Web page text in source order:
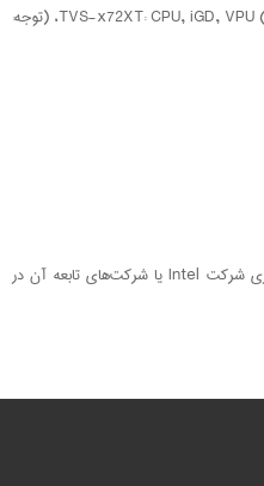
TVS-x72XT: CPU, iGD, VPU (Note: TVS-472XT is not supported)، (توجه:
OpenVINO و آرم OpenVINO علائم تجاری شرکت Intel یا شرکت‌های تابعه آن در